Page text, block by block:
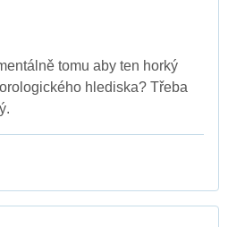
tomu aby ten horký
hlediska? Třeba